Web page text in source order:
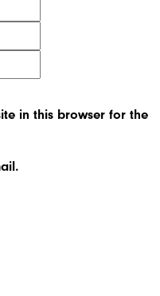
in this browser for the